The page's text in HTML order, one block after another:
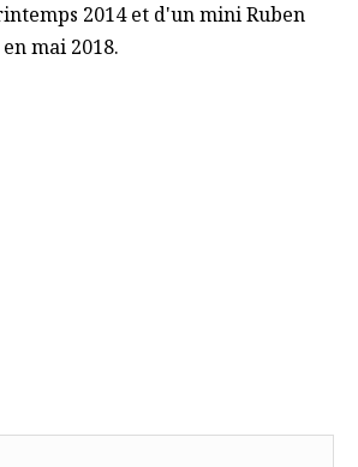
2014 et d'un mini Ruben
mai 2018.